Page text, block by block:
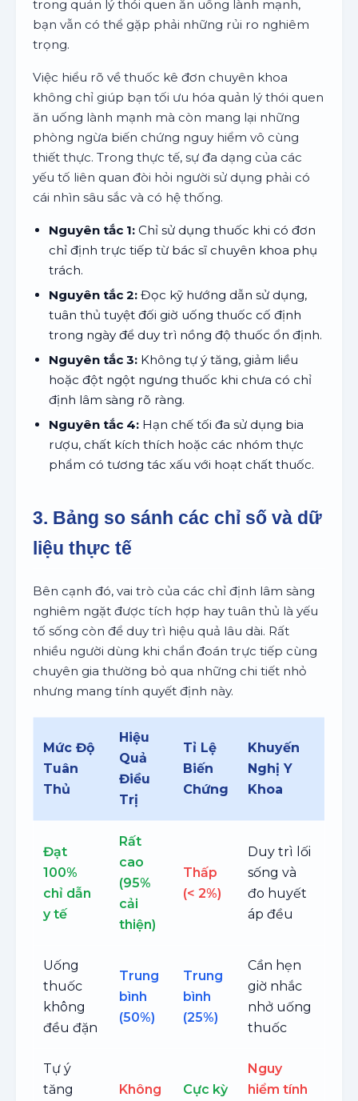
trong quản lý thói quen ăn uống lành mạnh,
bạn vẫn có thể gặp phải những rủi ro nghiêm
trọng.
Việc hiểu rõ về thuốc kê đơn chuyên khoa
không chỉ giúp bạn tối ưu hóa quản lý thói quen
ăn uống lành mạnh mà còn mang lại những
phòng ngừa biến chứng nguy hiểm vô cùng
thiết thực. Trong thực tế, sự đa dạng của các
yếu tố liên quan đòi hỏi người sử dụng phải có
cái nhìn sâu sắc và có hệ thống.
Nguyên tắc 1: Chỉ sử dụng thuốc khi có đơn
chỉ định trực tiếp từ bác sĩ chuyên khoa phụ
trách.
Nguyên tắc 2: Đọc kỹ hướng dẫn sử dụng,
tuân thủ tuyệt đối giờ uống thuốc cố định
trong ngày để duy trì nồng độ thuốc ổn định.
Nguyên tắc 3: Không tự ý tăng, giảm liều
hoặc đột ngột ngưng thuốc khi chưa có chỉ
định lâm sàng rõ ràng.
Nguyên tắc 4: Hạn chế tối đa sử dụng bia
rượu, chất kích thích hoặc các nhóm thực
phẩm có tương tác xấu với hoạt chất thuốc.
3. Bảng so sánh các chỉ số và dữ
liệu thực tế
Bên cạnh đó, vai trò của các chỉ định lâm sàng
nghiêm ngặt được tích hợp hay tuân thủ là yếu
tố sống còn để duy trì hiệu quả lâu dài. Rất
nhiều người dùng khi chẩn đoán trực tiếp cùng
chuyên gia thường bỏ qua những chi tiết nhỏ
nhưng mang tính quyết định này.
Mức Độ
Tuân
Thủ
Hiệu
Quả
Điều
Trị
Tỉ Lệ
Biến
Chứng
Khuyến
Nghị Y
Khoa
Đạt
100%
chỉ dẫn
y tế
Rất
cao
(95%
cải
thiện)
Thấp
(< 2%)
Duy trì lối
sống và
đo huyết
áp đều
Uống
thuốc
không
đều đặn
Trung
bình
(50%)
Trung
bình
(25%)
Cần hẹn
giờ nhắc
nhở uống
thuốc
Tự ý
tăng
Không
Cực kỳ
Nguy
hiểm tính